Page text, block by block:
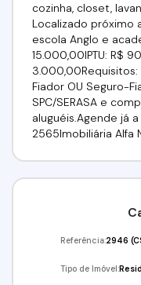
cozinha, closet,
Localizado próximo
escola Anglo e
15.000,00IPTU: R$
Fiador OU Seguro-
SPC/SERASA e
aluguéis.Agende já a
2565Imobiliária Alfa
Referência:2946
Tipo de Imóvel: